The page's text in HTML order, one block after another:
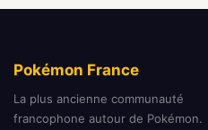
Pokémon France
La plus ancienne communauté
francophone autour de Pokémon.